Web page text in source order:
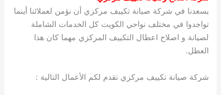
يسعدنا في شركة صيانة تكييف مركزي أن نؤمن لعملائنا أينما
تواجدوا في مختلف نواحي الكويت كل الخدمات الشاملة
لصيانة و اصلاح اعطال التكييف المركزي مهما كان هذا
العطل.
شركة صيانة تكييف مركزي تقدم لكم الأعمال التالية :